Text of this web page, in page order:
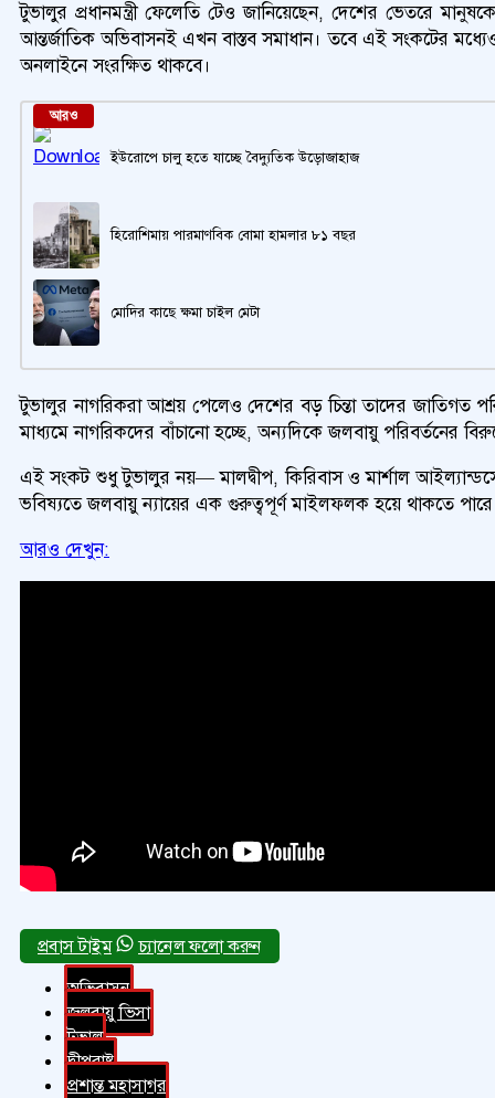
টুভালুর প্রধানমন্ত্রী ফেলেতি টেও জানিয়েছেন, দেশের ভেতরে
আন্তর্জাতিক অভিবাসনই এখন বাস্তব সমাধান। তবে এই সংকটের মধ্যেও
অনলাইনে সংরক্ষিত থাকবে।
আরও
ইউরোপে চালু হতে যাচ্ছে বৈদ্যুতিক উড়োজাহাজ
হিরোশিমায় পারমাণবিক বোমা হামলার ৮১ বছর
মোদির কাছে ক্ষমা চাইল মেটা
টুভালুর নাগরিকরা আশ্রয় পেলেও দেশের বড় চিন্তা তাদের জাতিগত
মাধ্যমে নাগরিকদের বাঁচানো হচ্ছে, অন্যদিকে জলবায়ু পরিবর্তনের
এই সংকট শুধু টুভালুর নয়— মালদ্বীপ, কিরিবাস ও মার্শাল
ভবিষ্যতে জলবায়ু ন্যায়ের এক গুরুত্বপূর্ণ মাইলফলক হয়ে থাকতে
আরও দেখুন:
চ্যানেল ফলো করুন
অভিবাসন
জলবায়ু ভিসা
টুভালু
দ্বীপরাষ্ট্র
প্রশান্ত মহাসাগর